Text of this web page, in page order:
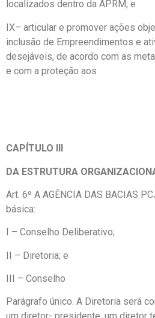
localizados dentro da APRM; e
IX– articular e promover ações
inclusão de Empreendimentos e
desejáveis, de acordo com as
e com a proteção aos
CAPÍTULO III
DA ESTRUTURA
Art. 6º A AGÊNCIA DAS BACIAS
básica:
I – Conselho Deliberativo;
II – Diretoria; e
III – Conselho
Parágrafo único. A Diretoria será